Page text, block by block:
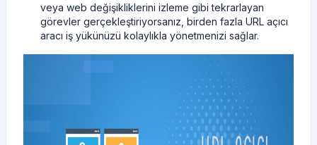
veya web değişikliklerini izleme gibi tekrarlayan
görevler gerçekleştiriyorsanız, birden fazla URL açıcı
aracı iş yükünüzü kolaylıkla yönetmenizi sağlar.